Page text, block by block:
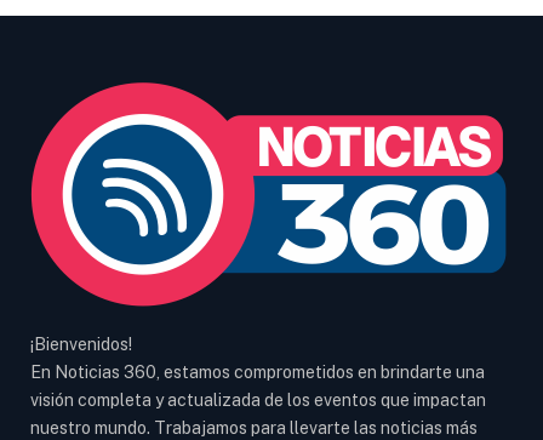
¡Bienvenidos!
En Noticias 360, estamos comprometidos en brindarte una
visión completa y actualizada de los eventos que impactan
nuestro mundo. Trabajamos para llevarte las noticias más